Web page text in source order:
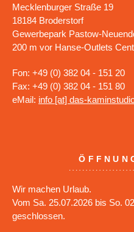
Mecklenburger Straße 19
18184 Broderstorf
Gewerbepark Pastow-
200 m vor Hanse-Outlets
Fon: +49 (0) 382 04 - 151 20
Fax: +49 (0) 382 04 - 151 80
eMail: info [at] das-
Wir machen Urlaub.
Vom Sa. 25.07.2026 bis So.
geschlossen.